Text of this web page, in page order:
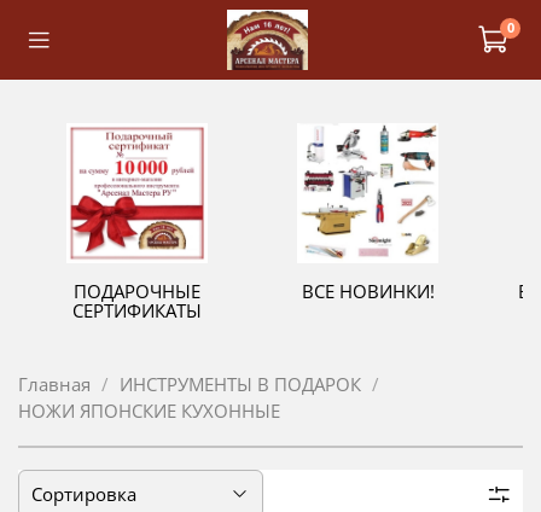
0
ПОДАРОЧНЫЕ
СЕРТИФИКАТЫ
ВСЕ НОВИНКИ!
Главная
ИНСТРУМЕНТЫ В ПОДАРОК
НОЖИ ЯПОНСКИЕ КУХОННЫЕ